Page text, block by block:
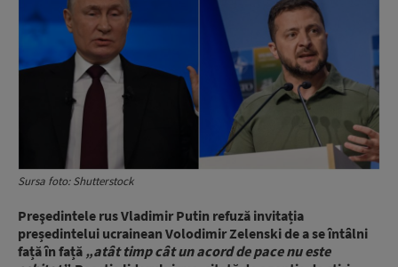
Sursa foto: Shutterstock
Preşedintele rus Vladimir Putin refuză invitația
președintelui ucrainean Volodimir Zelenski de a se întâlni
față în față „atât timp cât un acord de pace nu este